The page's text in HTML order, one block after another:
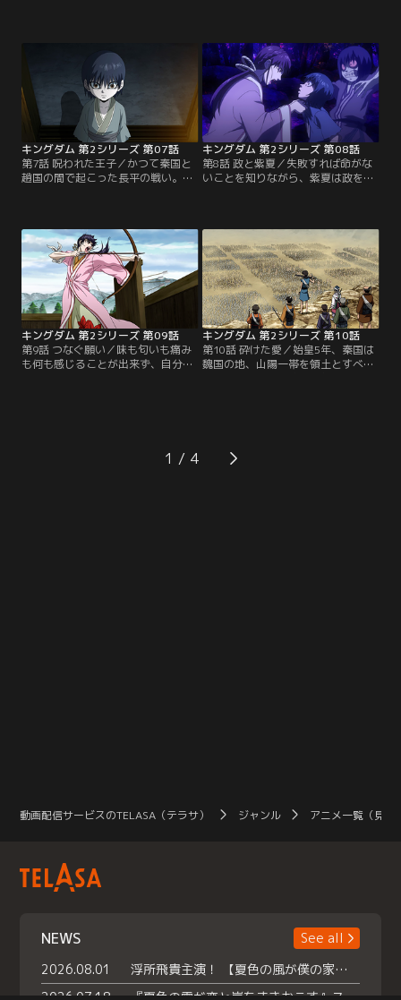
し、力の差を見せつけた。その夜、
悔しさに吠える飛信隊は、玉鳳隊を
出し抜くべく自分たちにしか出来な
い過酷な作戦を実行することを決意
する。【提供：バンダイチャンネ
は興味を示さず静観していた。しか
し、その後宮から大王派である肆氏
の元に突如書簡が届けられる。後宮
勢力を取り込めば陣営強化に繋がる
が…。【提供：バンダイチャンネ
ル】
キングダム 第2シリーズ 第07話
第7話 呪われた王子／かつて秦国と
趙国の間で起こった長平の戦い。こ
恨みは趙国に残された秦国の王子、
エイ政に向けられ、彼は幼い頃から
侮蔑と虐待の日々を暮していた。
【提供：バンダイチャンネル】
キングダム 第2シリーズ 第08話
第8話 政と紫夏／失敗すれば命がな
いことを知りながら、紫夏は政を秦
関門を通過するが、その一方で、政
は虚ろな目のまま何かに怯えるかの
ように夢にうなされ続ける。その様
子を見た紫夏は政の身に異変が起こ
っていることを感じ取るがどうする
こともできずにいた。【提供：バン
ダイチャンネル】
キングダム 第2シリーズ 第09話
第9話 つなぐ願い／味も匂いも痛み
も何も感じることが出来ず、自分は
最後の関門を抜けた一同は秦国への
道を急ぐが、ついに趙国の騎馬隊に
キングダム 第2シリーズ 第10話
第10話 砕けた愛／始皇5年、秦国は
魏国の地、山陽一帯を領土とすべ
宮の権を握る実力者たちが政の元へ
と来訪し、これで助力を得られる
1
動画配信サービスのTELASA（テラサ） ジャンル アニメ一覧（見放
NEWS
See all
2026.08.01
浮所飛貴主演！ 【夏色の風が僕の家にやってきた】 本日よりテラサで独占配信スタート！